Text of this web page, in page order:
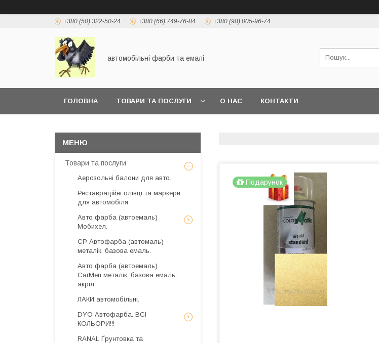
+380 (50) 322-50-24 +380 (66) 749-76-84 +380 (98) 005-96-74
автомобільні фарби та емалі
ГОЛОВНА ТОВАРИ ТА ПОСЛУГИ О НАС КОНТАКТИ
Подарунок
Товари та послуги
Аерозольні балони для авто.
Реставраційні олівці та маркери
для автомобіля.
Авто фарба (автоемаль)
Мобихел.
CP Автофарба (автомаль)
металік, базова емаль.
Авто фарба (автоемаль)
CarMen металік, базова емаль,
акріл.
ЛАКИ автомобільні.
DYO Автофарба. ВСІ
КОЛЬОРИ!!!
RANAL Ґрунтовка та